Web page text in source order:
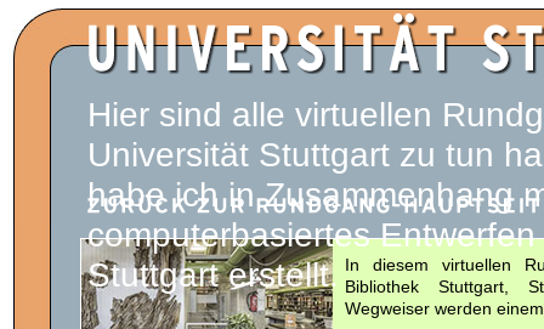
Hier sind alle virtuellen
Universität Stuttgart zu tun
habe ich in Zusammenhang
computerbasiertes
Stuttgart erstellt. In diesem virtuellen
Bibliothek Stuttgart,
Wegweiser werden